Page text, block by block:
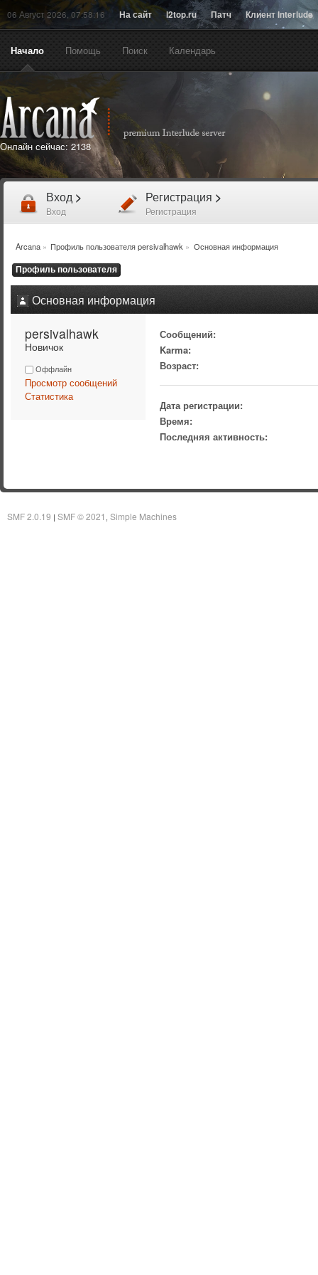
06 Август 2026, 07:58:16 На сайт l2top.ru Патч Клиент Interlude
Начало Помощь Поиск Календарь
Онлайн сейчас: 2138
Вход >
Вход
Регистрация >
Регистрация
Arcana» Профиль пользователя persivalhawk » Основная информация
Профиль пользователя
Основная информация
persivalhawk
Новичок
Оффлайн
Просмотр сообщений
Статистика
Сообщений:
Karma:
Возраст:
Дата регистрации:
Время:
Последняя активность:
SMF 2.0.19 | SMF © 2021 Simple Machines